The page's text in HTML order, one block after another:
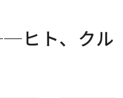
ヒト、クル